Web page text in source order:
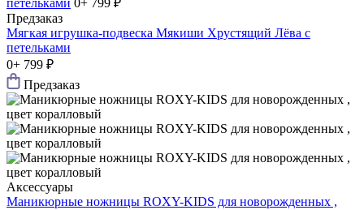
петельками 0+ 799 ₽
Предзаказ
Мягкая игрушка-подвеска Мякиши Хрустящий Лёва с
петельками
0+ 799 ₽
Предзаказ
Аксессуары
Маникюрные ножницы ROXY-KIDS для новорожденных ,